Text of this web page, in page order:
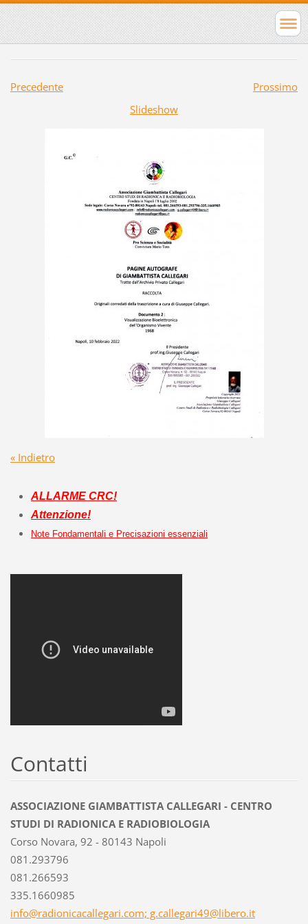
Precedente
Prossimo
Slideshow
« Indietro
ALLARME CRC!
Attenzione!
Note Fondamentali e Precisazioni essenziali
Contatti
ASSOCIAZIONE GIAMBATTISTA CALLEGARI - CENTRO
STUDI DI RADIONICA E RADIOBIOLOGIA
Corso Novara, 92 - 80143 Napoli
081.293796
081.266593
335.1660985
info@radionicacallegari.com; g.callegari49@libero.it